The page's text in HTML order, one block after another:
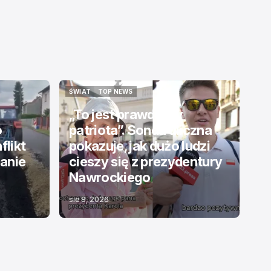
ŚWIAT
ŚWIAT
TOP NEWS
TOP NEWS
„To jest prawdziwy
patriota”. Sonda uliczna
pokazuje, jak dużo ludzi
cieszy się z prezydentury
Nawrockiego
sie 8, 2026